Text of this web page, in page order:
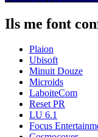
Ils me font
Plaion
Ubisoft
Minuit Douze
Microids
LaboiteCom
Reset PR
LU 6.1
Focus